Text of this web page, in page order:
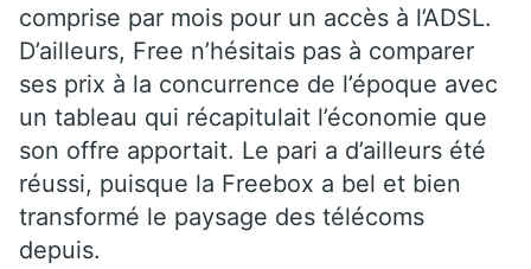
comprise par mois pour un accès à l’ADSL.
D’ailleurs, Free n’hésitais pas à comparer
ses prix à la concurrence de l’époque avec
un tableau qui récapitulait l’économie que
son offre apportait. Le pari a d’ailleurs été
réussi, puisque la Freebox a bel et bien
transformé le paysage des télécoms
depuis.